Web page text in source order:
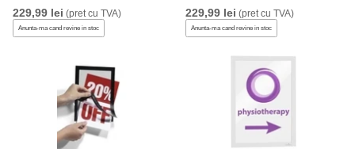
229,99 lei (pret cu TVA)
Anunta-ma cand revine in stoc
229,99 lei (pret cu TVA)
Anunta-ma cand revine in stoc